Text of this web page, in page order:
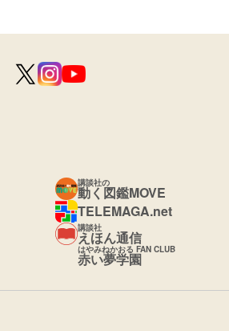
講談社の
動く図鑑MOVE
TELEMAGA.net
講談社
えほん通信
はやみねかおる FAN CLUB
赤い夢学園